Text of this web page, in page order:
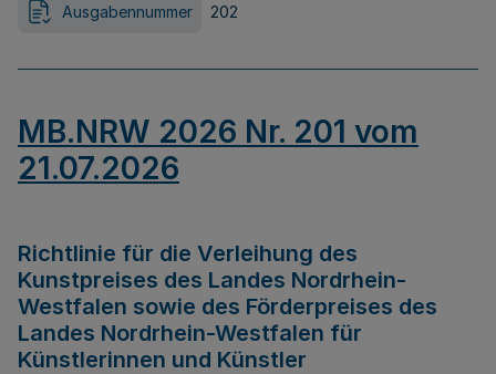
Ausgabennummer 202
MB.NRW 2026 Nr. 201 vom
21.07.2026
Richtlinie für die Verleihung des
Kunstpreises des Landes Nordrhein-
Westfalen sowie des Förderpreises des
Landes Nordrhein-Westfalen für
Künstlerinnen und Künstler